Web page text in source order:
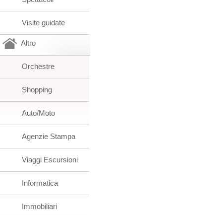
Visite guidate
Altro
Orchestre
Shopping
Auto/Moto
Agenzie Stampa
Viaggi Escursioni
Informatica
Immobiliari